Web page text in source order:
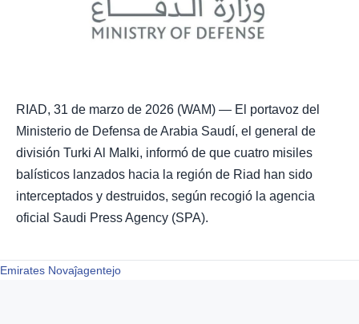
RIAD, 31 de marzo de 2026 (WAM) — El portavoz del
Ministerio de Defensa de Arabia Saudí, el general de
división Turki Al Malki, informó de que cuatro misiles
balísticos lanzados hacia la región de Riad han sido
interceptados y destruidos, según recogió la agencia
oficial Saudi Press Agency (SPA).
Emirates Novaĵagentejo